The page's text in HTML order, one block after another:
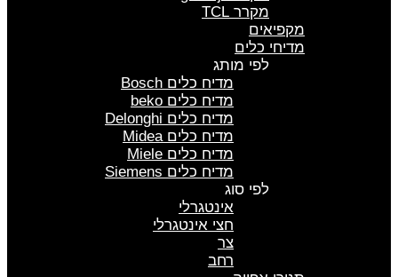
מקרר TCL
מקפיאים
מדיחי כלים
לפי מותג
מדיח כלים Bosch
מדיח כלים beko
מדיח כלים Delonghi
מדיח כלים Midea
מדיח כלים Miele
מדיח כלים Siemens
לפי סוג
אינטגרלי
חצי אינטגרלי
צר
רחב